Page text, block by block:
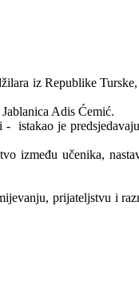
iz Republike
Adis Ćemić.
istakao je
između učenika,
prijateljstvu i